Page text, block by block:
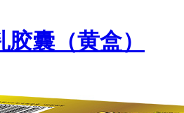
囊（黄盒）